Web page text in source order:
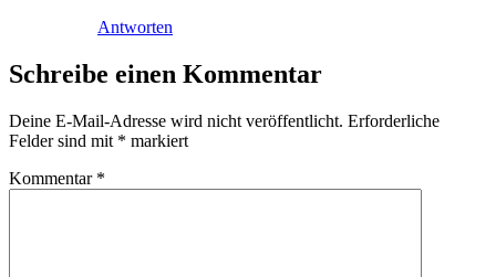
Antworten
Schreibe einen Kommentar
Deine E-Mail-Adresse wird nicht veröffentlicht. Erforderliche
Felder sind mit * markiert
Kommentar *